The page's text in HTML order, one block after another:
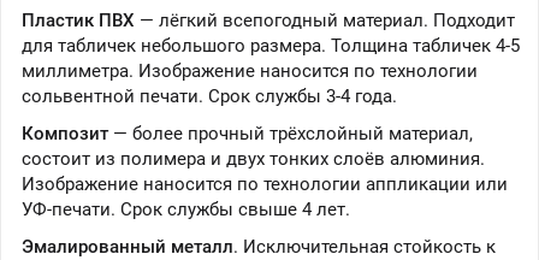
Пластик ПВХ — лёгкий всепогодный материал. Подходит
для табличек небольшого размера. Толщина табличек 4-5
миллиметра. Изображение наносится по технологии
сольвентной печати. Срок службы 3-4 года.
Композит— более прочный трёхслойный материал,
состоит из полимера и двух тонких слоёв алюминия.
Изображение наносится по технологии аппликации или
УФ-печати. Срок службы свыше 4 лет.
Эмалированный металл. Исключительная стойкость к